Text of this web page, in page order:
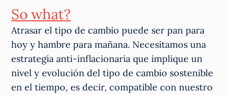
So what?
Atrasar el tipo de cambio puede ser pan para
hoy y hambre para mañana. Necesitamos una
estrategia anti-inflacionaria que implique un
nivel y evolución del tipo de cambio sostenible
en el tiempo, es decir, compatible con nuestro